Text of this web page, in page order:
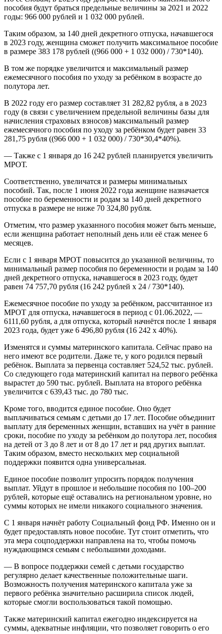
пособия будут браться предельные величины за 2021 и 2022
годы: 966 000 рублей и 1 032 000 рублей.
Таким образом, за 140 дней декретного отпуска, начавшегося
в 2023 году, женщина сможет получить максимальное пособие
в размере 383 178 рублей ((966 000 + 1 032 000) / 730*140).
В том же порядке увеличится и максимальный размер
ежемесячного пособия по уходу за ребёнком в возрасте до
полутора лет.
В 2022 году его размер составляет 31 282,82 рубля, а в 2023
году (в связи с увеличением предельной величины базы для
начисления страховых взносов) максимальный размер
ежемесячного пособия по уходу за ребёнком будет равен 33
281,75 рубля ((966 000 + 1 032 000) / 730*30,4*40%).
— Также с 1 января до 16 242 рублей планируется увеличить
МРОТ.
Соответственно, увеличатся и размеры минимальных
пособий. Так, после 1 июня 2022 года женщине назначается
пособие по беременности и родам за 140 дней декретного
отпуска в размере не ниже 70 324,80 рубля.
Отметим, что размер указанного пособия может быть меньше,
если женщина работает неполный день или её стаж менее 6
месяцев.
Если с 1 января МРОТ повысится до указанной величины, то
минимальный размер пособия по беременности и родам за 140
дней декретного отпуска, начавшегося в 2023 году, будет
равен 74 757,70 рубля (16 242 рублей x 24 / 730*140).
Ежемесячное пособие по уходу за ребёнком, рассчитанное из
МРОТ для отпуска, начавшегося в период с 01.06.2022, —
6111,60 рубля, а для отпуска, который начнётся после 1 января
2023 года, будет уже 6 496,80 рубля (16 242 x 40%).
Изменятся и суммы материнского капитала. Сейчас право на
него имеют все родители. Даже те, у кого родился первый
ребёнок. Выплата за первенца составляет 524,52 тыс. рублей.
Со следующего года материнский капитал на первого ребёнка
вырастет до 590 тыс. рублей. Выплата на второго ребёнка
увеличится с 639,43 тыс. до 780 тыс.
Кроме того, вводится единое пособие. Оно будет
выплачиваться семьям с детьми до 17 лет. Пособие объединит
выплату для беременных женщин, вставших на учёт в ранние
сроки, пособие по уходу за ребёнком до полутора лет, пособия
на детей от 3 до 8 лет и от 8 до 17 лет и ряд других выплат.
Таким образом, вместо нескольких мер социальной
поддержки появится одна универсальная.
Единое пособие позволит упросить порядок получения
выплат. Уйдут в прошлое и небольшие пособия по 100–200
рублей, которые ещё оставались на региональном уровне, но
суммы которых не имели никакого социального значения.
С 1 января начнёт работу Социальный фонд РФ. Именно он и
будет предоставлять новое пособие. Тут стоит отметить, что
эта мера соцподдержки направлена на то, чтобы помочь
нуждающимся семьям с небольшими доходами.
— В вопросе поддержки семей с детьми государство
регулярно делает качественные положительные шаги.
Возможность получения материнского капитала уже за
первого ребёнка значительно расширила список людей,
которые смогли воспользоваться такой помощью.
Также материнский капитал ежегодно индексируется на
суммы, адекватные инфляции, что позволяет говорить о его